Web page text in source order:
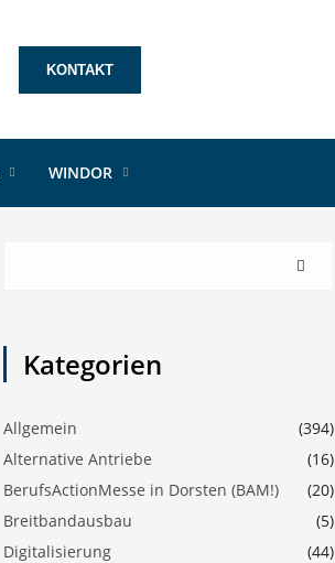
KONTAKT
WINDOR
Kategorien
Allgemein
(394)
Alternative Antriebe
(16)
BerufsActionMesse in Dorsten (BAM!)
(20)
Breitbandausbau
(5)
Digitalisierung
(44)